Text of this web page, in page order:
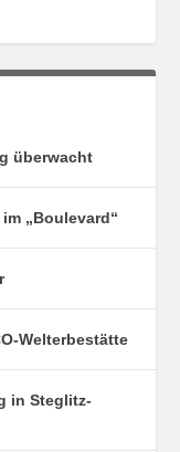
überwacht
„Boulevard“
Welterbestätte
in Steglitz-